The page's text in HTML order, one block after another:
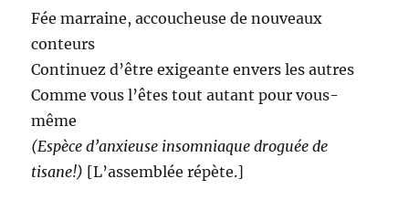
Fée marraine, accoucheuse de nouveaux
conteurs
Continuez d’être exigeante envers les autres
Comme vous l’êtes tout autant pour vous-
même
(Espèce d’anxieuse insomniaque droguée de
tisane!) [L’assemblée répète.]